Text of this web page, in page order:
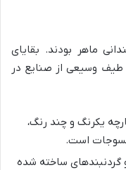
ماهر بودند. بقایای
وسیعی از صنایع در
پارچه یکرنگ و چند رنگ،
است.
گردنبندهای ساخته شده